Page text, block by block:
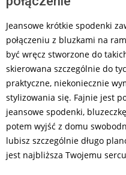
Jeansowe krótkie spodenki
połączeniu z bluzkami na
być wręcz stworzone do
skierowana szczególnie do
praktyczne, niekoniecznie
stylizowania się. Fajnie jest
jeansowe spodenki,
potem wyjść z domu
lubisz szczególnie długo
jest najbliższa Twojemu